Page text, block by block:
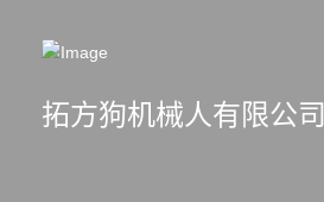
拓方狗机械人有限公司